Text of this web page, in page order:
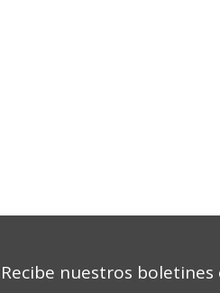
Recibe nuestros boletines